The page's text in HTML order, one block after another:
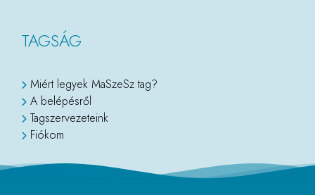
TAGSÁG
Miért legyek MaSzeSz tag?
A belépésről
Tagszervezeteink
Fiókom